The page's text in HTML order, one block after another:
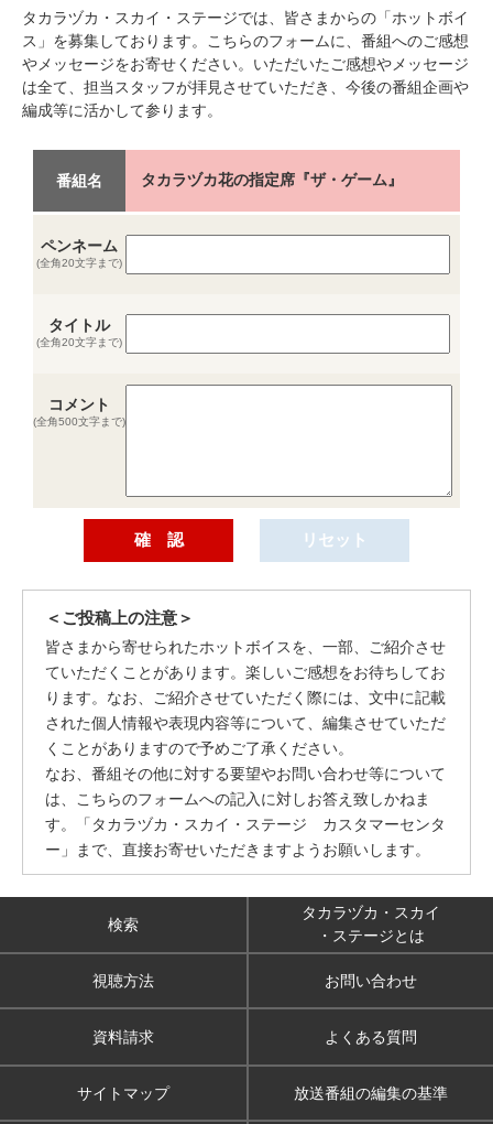
タカラヅカ・スカイ・ステージでは、皆さまからの「ホットボイ
ス」を募集しております。こちらのフォームに、番組へのご感想
やメッセージをお寄せください。いただいたご感想やメッセージ
は全て、担当スタッフが拝見させていただき、今後の番組企画や
編成等に活かして参ります。
番組名 タカラヅカ花の指定席『ザ・ゲーム』
ペンネーム
(全角20文字まで)
タイトル
(全角20文字まで)
コメント
(全角500文字まで)
＜ご投稿上の注意＞
皆さまから寄せられたホットボイスを、一部、ご紹介させ
ていただくことがあります。楽しいご感想をお待ちしてお
ります。なお、ご紹介させていただく際には、文中に記載
された個人情報や表現内容等について、編集させていただ
くことがありますので予めご了承ください。
なお、番組その他に対する要望やお問い合わせ等について
は、こちらのフォームへの記入に対しお答え致しかねま
す。「タカラヅカ・スカイ・ステージ カスタマーセンタ
ー」まで、直接お寄せいただきますようお願いします。
検索
タカラヅカ・スカイ
・ステージとは
視聴方法 お問い合わせ
資料請求 よくある質問
サイトマップ 放送番組の編集の基準